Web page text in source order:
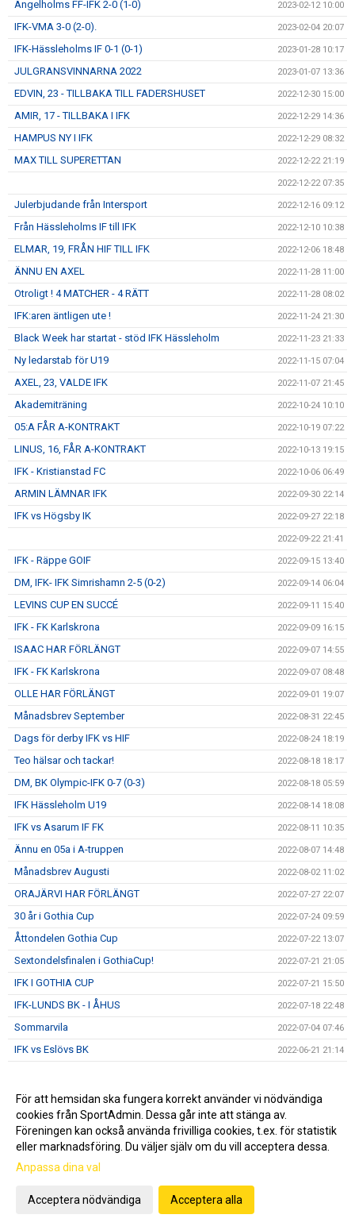
Ängelholms FF-IFK 2-0 (1-0) 2023-02-12 10:00
IFK-VMA 3-0 (2-0). 2023-02-04 20:07
IFK-Hässleholms IF 0-1 (0-1) 2023-01-28 10:17
JULGRANSVINNARNA 2022 2023-01-07 13:36
EDVIN, 23 - TILLBAKA TILL FADERSHUSET 2022-12-30 15:00
AMIR, 17 - TILLBAKA I IFK 2022-12-29 14:36
HAMPUS NY I IFK 2022-12-29 08:32
MAX TILL SUPERETTAN 2022-12-22 21:19
2022-12-22 07:35
Julerbjudande från Intersport 2022-12-16 09:12
Från Hässleholms IF till IFK 2022-12-10 10:38
ELMAR, 19, FRÅN HIF TILL IFK 2022-12-06 18:48
ÄNNU EN AXEL 2022-11-28 11:00
Otroligt ! 4 MATCHER - 4 RÄTT 2022-11-28 08:02
IFK:aren äntligen ute ! 2022-11-24 21:30
Black Week har startat - stöd IFK Hässleholm 2022-11-23 21:33
Ny ledarstab för U19 2022-11-15 07:04
AXEL, 23, VALDE IFK 2022-11-07 21:45
Akademiträning 2022-10-24 10:10
05:A FÅR A-KONTRAKT 2022-10-19 07:22
LINUS, 16, FÅR A-KONTRAKT 2022-10-13 19:15
IFK - Kristianstad FC 2022-10-06 06:49
ARMIN LÄMNAR IFK 2022-09-30 22:14
IFK vs Högsby IK 2022-09-27 22:18
2022-09-22 21:41
IFK - Räppe GOIF 2022-09-15 13:40
DM, IFK- IFK Simrishamn 2-5 (0-2) 2022-09-14 06:04
LEVINS CUP EN SUCCÉ 2022-09-11 15:40
IFK - FK Karlskrona 2022-09-09 16:15
ISAAC HAR FÖRLÄNGT 2022-09-07 14:55
IFK - FK Karlskrona 2022-09-07 08:48
OLLE HAR FÖRLÄNGT 2022-09-01 19:07
Månadsbrev September 2022-08-31 22:45
Dags för derby IFK vs HIF 2022-08-24 18:19
Teo hälsar och tackar! 2022-08-18 18:17
DM, BK Olympic-IFK 0-7 (0-3) 2022-08-18 05:59
IFK Hässleholm U19 2022-08-14 18:08
IFK vs Asarum IF FK 2022-08-11 10:35
Ännu en 05a i A-truppen 2022-08-07 14:48
Månadsbrev Augusti 2022-08-02 11:02
ORAJÄRVI HAR FÖRLÄNGT 2022-07-27 22:07
30 år i Gothia Cup 2022-07-24 09:59
Åttondelen Gothia Cup 2022-07-22 13:07
Sextondelsfinalen i GothiaCup! 2022-07-21 21:05
IFK I GOTHIA CUP 2022-07-21 15:50
IFK-LUNDS BK - I ÅHUS 2022-07-18 22:48
Sommarvila 2022-07-04 07:46
IFK vs Eslövs BK 2022-06-21 21:14
DM, IFK- IF Lödde 2-1 (0-0) 2022-06-15 22:14
Sommarfotbollsskola 2022-06-07 08:21
IFK vs Ariana FC
IFK vs FBK Balkan
5 GULSVARTA MÅL I GRÖN TRÖJA
För att hemsidan ska fungera korrekt använder vi nödvändiga
cookies från SportAdmin. Dessa går inte att stänga av.
Föreningen kan också använda frivilliga cookies, t.ex. för statistik
eller marknadsföring. Du väljer själv om du vill acceptera dessa.
Anpassa dina val
Acceptera nödvändiga Acceptera alla